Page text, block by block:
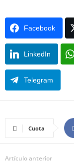
Facebook
LinkedIn
Telegram
Cuota
Artículo anterior